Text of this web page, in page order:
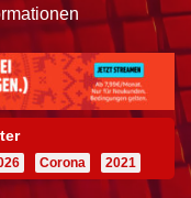
Corona 2021